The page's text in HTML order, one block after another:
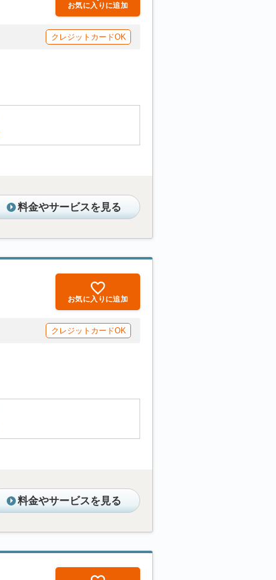
お気に入りに追加
クレジットカードOK
料金やサービスを見る
お気に入りに追加
クレジットカードOK
料金やサービスを見る